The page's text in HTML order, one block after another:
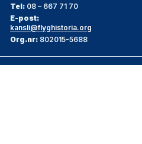
Tel: 08 – 667 71 70
E-post:
kansli@flyghistoria.org
Org.nr: 802015-5688